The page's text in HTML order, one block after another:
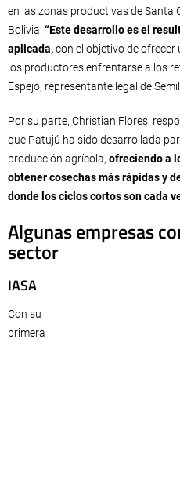
en las zonas productivas de Santa
Bolivia. “Este desarrollo es el
aplicada,con el objetivo de
los productores enfrentarse a los
Espejo, representante legal de
Por su parte, Christian Flores,
que Patujú ha sido desarrollada
producción agrícola, ofreciendo a
obtener cosechas más rápidas y
donde los ciclos cortos son cada
Algunas empresas
sector
IASA
Con su
primera